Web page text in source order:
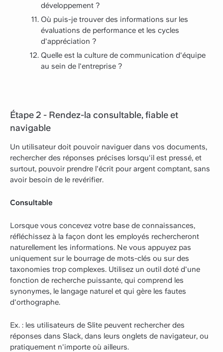
développement ?
Où puis-je trouver des informations sur les
évaluations de performance et les cycles
d'appréciation ?
Quelle est la culture de communication d'équipe
au sein de l'entreprise ?
Étape 2 - Rendez-la consultable, fiable et
navigable
Un utilisateur doit pouvoir naviguer dans vos documents,
rechercher des réponses précises lorsqu'il est pressé, et
surtout, pouvoir prendre l'écrit pour argent comptant, sans
avoir besoin de le revérifier.
Consultable
Lorsque vous concevez votre base de connaissances,
réfléchissez à la façon dont les employés rechercheront
naturellement les informations. Ne vous appuyez pas
uniquement sur le bourrage de mots-clés ou sur des
taxonomies trop complexes. Utilisez un outil doté d'une
fonction de recherche puissante, qui comprend les
synonymes, le langage naturel et qui gère les fautes
d'orthographe.
Ex. : les utilisateurs de Slite peuvent rechercher des
réponses dans Slack, dans leurs onglets de navigateur, ou
pratiquement n'importe où ailleurs.